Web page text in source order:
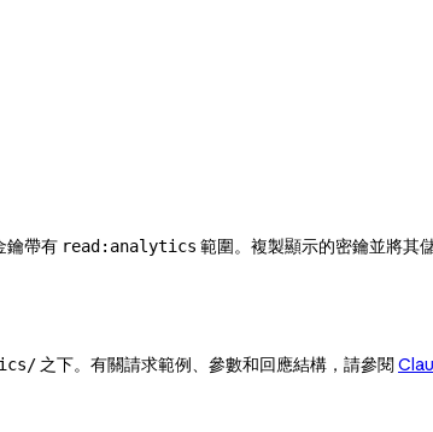
鑰帶有 read:analytics 範圍。複製顯示的密鑰並將其
之下。有關請求範例、參數和回應結構，請參閱